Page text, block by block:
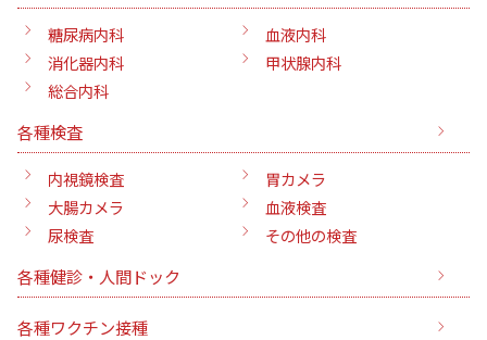
糖尿病内科
血液内科
消化器内科
甲状腺内科
総合内科
各種検査
内視鏡検査
胃カメラ
大腸カメラ
血液検査
尿検査
その他の検査
各種健診・人間ドック
各種ワクチン接種